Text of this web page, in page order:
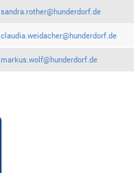
sandra.rother@hunderdorf.de
claudia.weidacher@hunderdorf.de
markus.wolf@hunderdorf.de